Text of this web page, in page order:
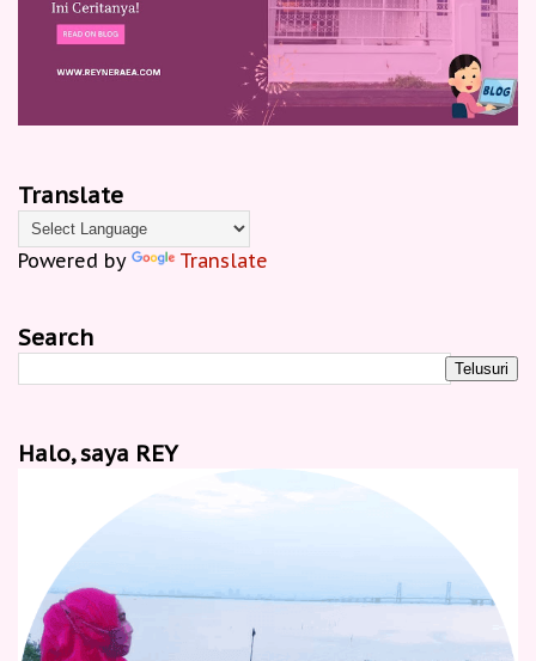
Translate
Powered by Translate
Search
Halo, saya REY